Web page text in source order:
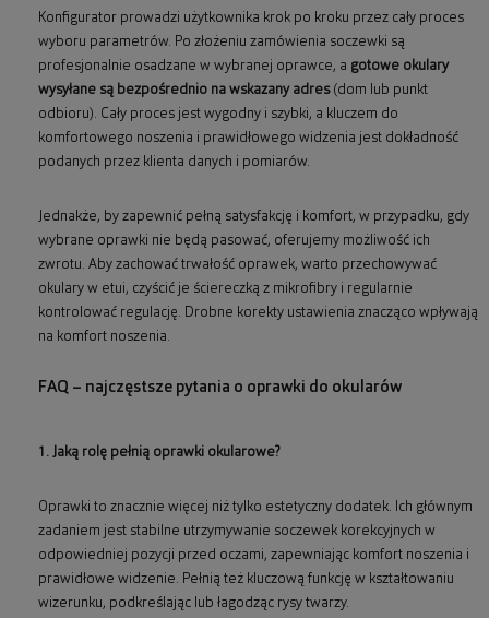
Konfigurator prowadzi użytkownika krok po kroku przez cały proces
wyboru parametrów. Po złożeniu zamówienia soczewki są
profesjonalnie osadzane w wybranej oprawce, a gotowe okulary
wysyłane są bezpośrednio na wskazany adres(dom lub punkt
odbioru). Cały proces jest wygodny i szybki, a kluczem do
komfortowego noszenia i prawidłowego widzenia jest dokładność
podanych przez klienta danych i pomiarów.
Jednakże, by zapewnić pełną satysfakcję i komfort, w przypadku, gdy
wybrane oprawki nie będą pasować, oferujemy możliwość ich
zwrotu. Aby zachować trwałość oprawek, warto przechowywać
okulary w etui, czyścić je ściereczką z mikrofibry i regularnie
kontrolować regulację. Drobne korekty ustawienia znacząco wpływają
na komfort noszenia.
FAQ – najczęstsze pytania o oprawki do okularów
1. Jaką rolę pełnią oprawki okularowe?
Oprawki to znacznie więcej niż tylko estetyczny dodatek. Ich głównym
zadaniem jest stabilne utrzymywanie soczewek korekcyjnych w
odpowiedniej pozycji przed oczami, zapewniając komfort noszenia i
prawidłowe widzenie. Pełnią też kluczową funkcję w kształtowaniu
wizerunku, podkreślając lub łagodząc rysy twarzy.